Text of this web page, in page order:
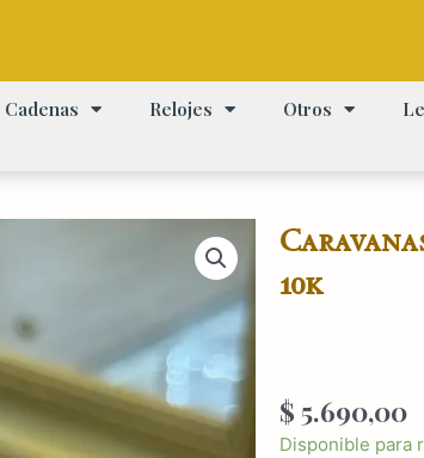
Cadenas Relojes Otros
10k
$ 5.690,00
Disponible para
Caravanas